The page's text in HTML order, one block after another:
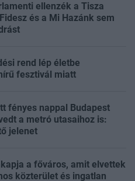
ellenzék a Tisza
és a Mi Hazánk sem
rend lép életbe
fesztivál miatt
fényes nappal Budapest
a metró utasaihoz is:
jelenet
a főváros, amit elvettek
közterület és ingatlan